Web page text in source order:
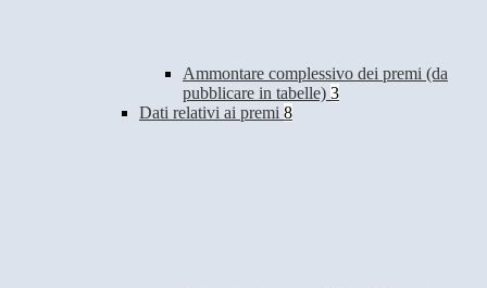
Ammontare complessivo dei premi (da
pubblicare in tabelle) 3
Dati relativi ai premi 8